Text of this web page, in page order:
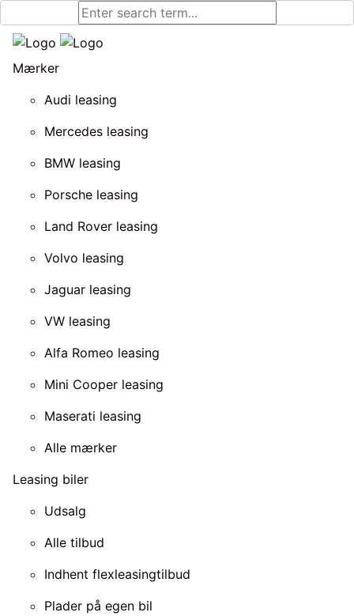
Mærker
Audi leasing
Mercedes leasing
BMW leasing
Porsche leasing
Land Rover leasing
Volvo leasing
Jaguar leasing
VW leasing
Alfa Romeo leasing
Mini Cooper leasing
Maserati leasing
Alle mærker
Leasing biler
Udsalg
Alle tilbud
Indhent flexleasingtilbud
Plader på egen bil